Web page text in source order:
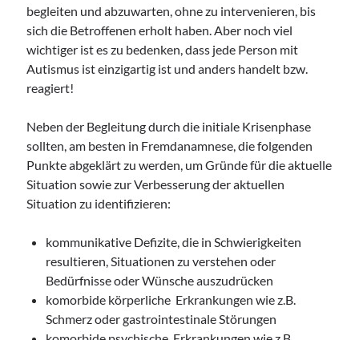
begleiten und abzuwarten, ohne zu intervenieren, bis
sich die Betroffenen erholt haben. Aber noch viel
wichtiger ist es zu bedenken, dass jede Person mit
Autismus ist einzigartig ist und anders handelt bzw.
reagiert!
Neben der Begleitung durch die initiale Krisenphase
sollten, am besten in Fremdanamnese, die folgenden
Punkte abgeklärt zu werden, um Gründe für die aktuelle
Situation sowie zur Verbesserung der aktuellen
Situation zu identifizieren:
kommunikative Defizite, die in Schwierigkeiten
resultieren, Situationen zu verstehen oder
Bedürfnisse oder Wünsche auszudrücken
komorbide körperliche Erkrankungen wie z.B.
Schmerz oder gastrointestinale Störungen